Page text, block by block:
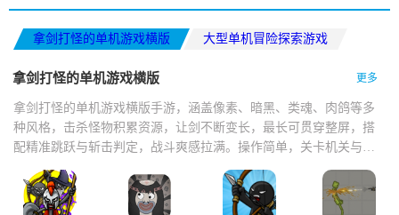
拿剑打怪的单机游戏横版
大型单机冒险探索游戏
拿剑打怪的单机游戏横版 更多
拿剑打怪的单机游戏横版手游，涵盖像素、暗黑、类魂、肉鸽等多
种风格，击杀怪物积累资源，让剑不断变长，最长可贯穿整屏，搭
配精准跳跃与斩击判定，战斗爽感拉满。操作简单，关卡机关与怪
持多人联机。